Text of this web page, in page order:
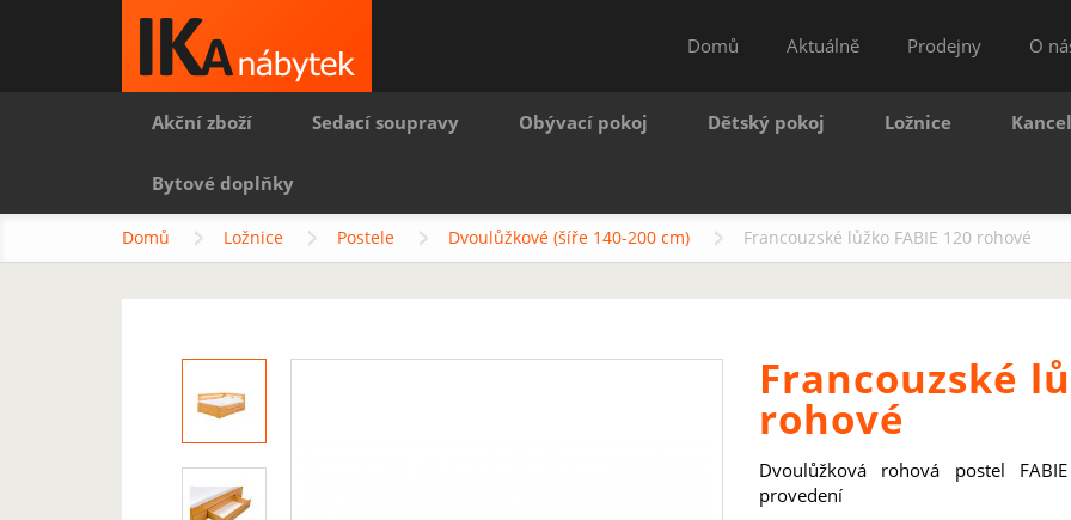
Domů Aktuálně Prodejny O
Akční zboží Sedací soupravy Obývací pokoj Dětský pokoj Ložnice
Bytové doplňky
Domů Ložnice Postele Dvoulůžkové (šíře 140-200 cm) Francouzské lůžko FABIE 120 rohové
Francouzské
rohové
Dvoulůžková rohová postel
provedení